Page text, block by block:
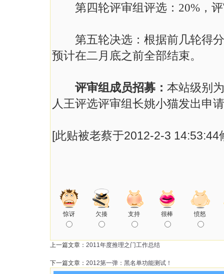
第四轮评审组评选：20%，评
第五轮决选：根据前几轮得分
预计在二月底之前全部结束。
评审组成员招募： 本站级别
人王评选评审组长姚小猫发出申
[此贴被老蔡于2012-2-3 14:53:44
惊讶 欠揍 支持 很棒 愤怒
上一篇文章： 2011年度推理之门工作总结
下一篇文章： 2012第一弹：黑名单功能测试！